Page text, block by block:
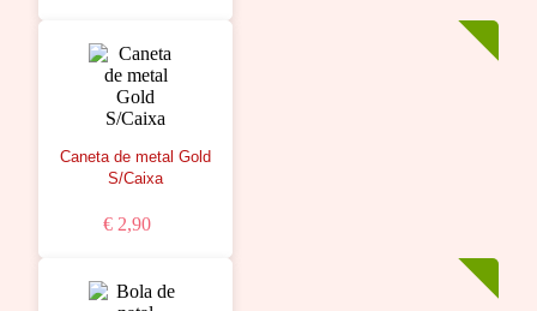
Caneta de metal Gold
S/Caixa
€ 2,90